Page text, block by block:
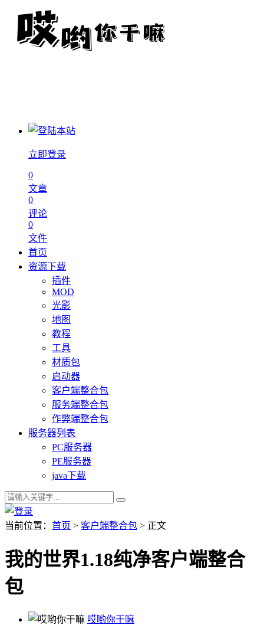
立即登录
0
文章
0
评论
0
文件
首页
资源下载
插件
MOD
光影
地图
教程
工具
材质包
启动器
客户端整合包
服务端整合包
作弊端整合包
服务器列表
PC服务器
PE服务器
java下载
当前位置： 首页 > 客户端整合包 > 正文
我的世界1.18纯净客户端整合
包
哎哟你干嘛